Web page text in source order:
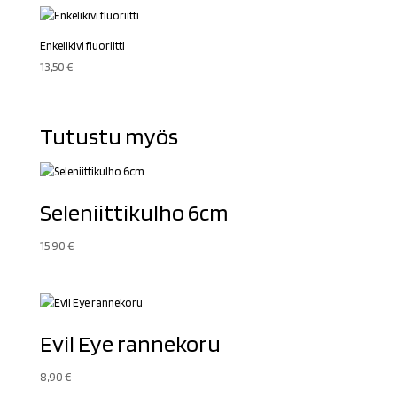
Enkelikivi fluoriitti
13,50€
Tutustu myös
Seleniittikulho 6cm
15,90€
Evil Eye rannekoru
8,90€